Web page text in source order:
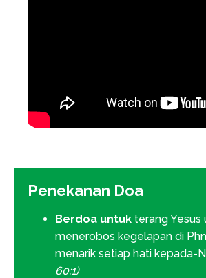
Penekanan Doa
Berdoa untuk terang Yesus
menerobos kegelapan di
menarik setiap hati kepada-
60:1)